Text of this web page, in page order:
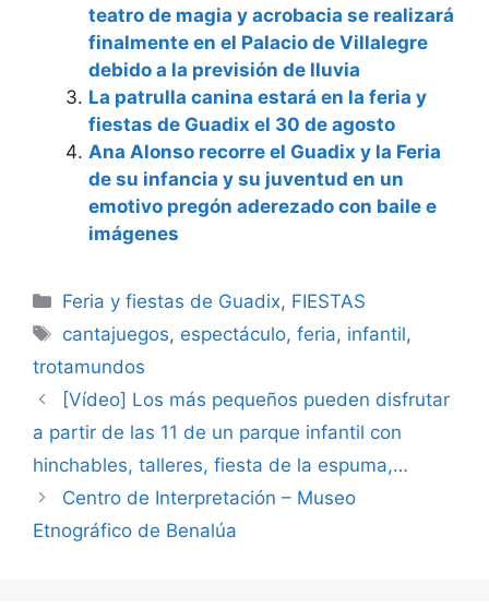
teatro de magia y acrobacia se realizará
finalmente en el Palacio de Villalegre
debido a la previsión de lluvia
La patrulla canina estará en la feria y
fiestas de Guadix el 30 de agosto
Ana Alonso recorre el Guadix y la Feria
de su infancia y su juventud en un
emotivo pregón aderezado con baile e
imágenes
Categorías
Feria y fiestas de Guadix, FIESTAS
Etiquetas
cantajuegos, espectáculo,feria, infantil,
trotamundos
[Vídeo] Los más pequeños pueden disfrutar
a partir de las 11 de un parque infantil con
hinchables, talleres, fiesta de la espuma,…
Centro de Interpretación – Museo
Etnográfico de Benalúa